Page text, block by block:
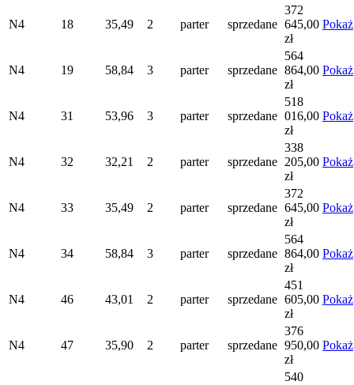
N4 18 35,49 2 parter sprzedane
372
645,00
zł
Pokaż
N4 19 58,84 3 parter sprzedane
564
864,00
zł
Pokaż
N4 31 53,96 3 parter sprzedane
518
016,00
zł
Pokaż
N4 32 32,21 2 parter sprzedane
338
205,00
zł
Pokaż
N4 33 35,49 2 parter sprzedane
372
645,00
zł
Pokaż
N4 34 58,84 3 parter sprzedane
564
864,00
zł
Pokaż
N4 46 43,01 2 parter sprzedane
451
605,00
zł
Pokaż
N4 47 35,90 2 parter sprzedane
376
950,00
zł
Pokaż
540